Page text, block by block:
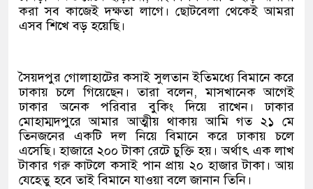
করা সব কাজেই দক্ষতা লাগে। ছোটবেলা থেকেই আমরা
এসব শিখে বড় হয়েছি।
সৈয়দপুর গোলাহাটের কসাই সুলতান ইতিমধ্যে বিমানে করে
ঢাকায় চলে গিয়েছেন। তারা বলেন, মাসখানেক আগেই
ঢাকার অনেক পরিবার বুকিং দিয়ে রাখেন। ঢাকার
মোহাম্মদপুরে আমার আত্মীয় থাকায় আমি গত ২১ মে
তিনজনের একটি দল নিয়ে বিমানে করে ঢাকায় চলে
এসেছি। হাজারে ২০০ টাকা রেটে চুক্তি হয়। অর্থাৎ এক লাখ
টাকার গরু কাটলে কসাই পান প্রায় ২০ হাজার টাকা। আয়
যেহেতু হবে তাই বিমানে যাওয়া বলে জানান তিনি।